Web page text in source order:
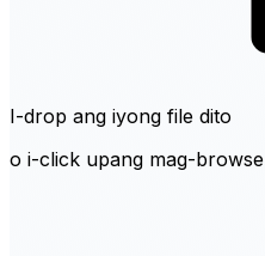
I-drop ang iyong file dito
o i-click upang mag-browse